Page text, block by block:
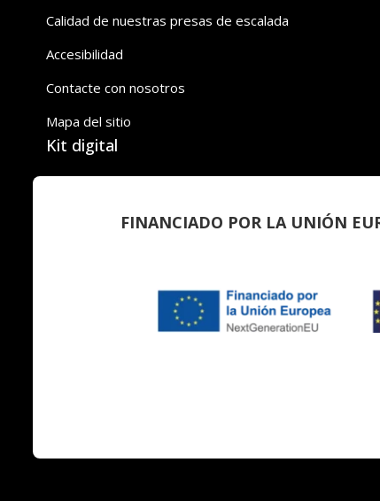
Calidad de nuestras presas de escalada
Accesibilidad
Contacte con nosotros
Mapa del sitio
Kit digital
FINANCIADO POR LA UNIÓN